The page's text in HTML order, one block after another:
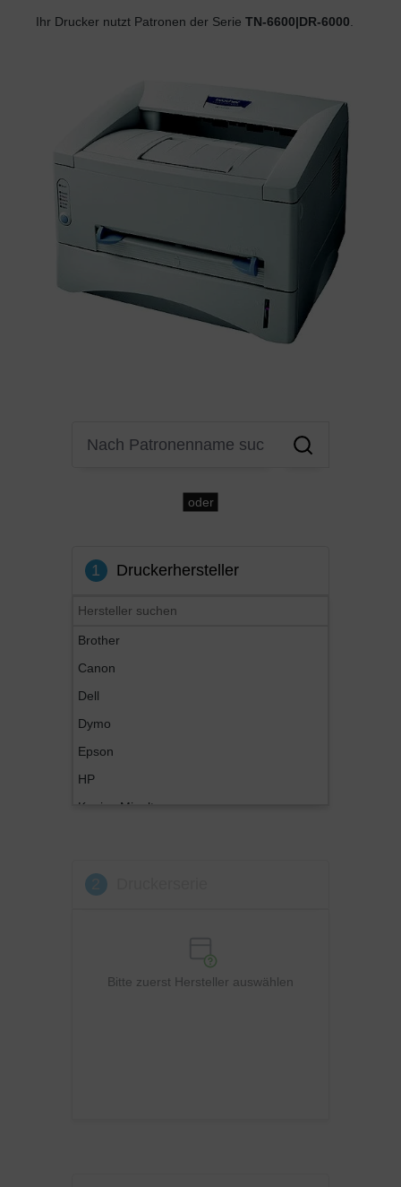
Ihr Drucker nutzt Patronen der Serie TN-6600|DR-6000
oder
1 Druckerhersteller
Brother
Canon
Dell
Dymo
Epson
HP
Konica Minolta
OKI
Bitte zuerst Hersteller auswählen